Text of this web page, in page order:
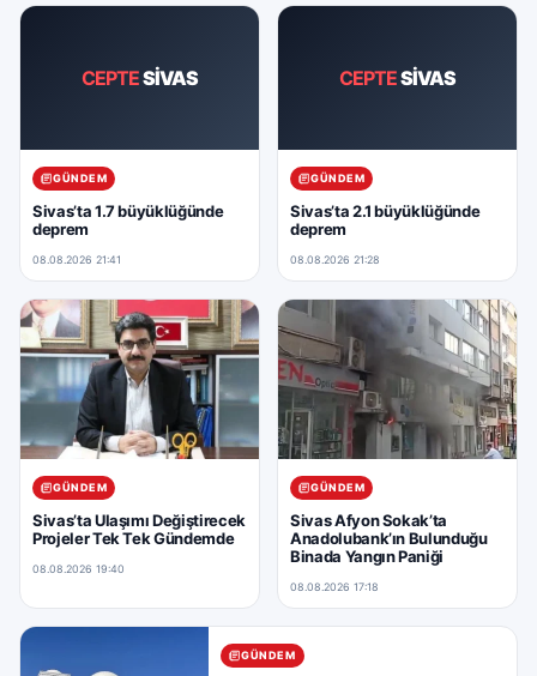
CEPTESİVAS
GÜNDEM
Sivas’ta 1.7 büyüklüğünde
deprem
08.08.2026 21:41
CEPTESİVAS
GÜNDEM
Sivas’ta 2.1 büyüklüğünde
deprem
08.08.2026 21:28
GÜNDEM
Sivas’ta Ulaşımı Değiştirecek
Projeler Tek Tek Gündemde
08.08.2026 19:40
GÜNDEM
Sivas Afyon Sokak’ta
Anadolubank’ın Bulunduğu
Binada Yangın Paniği
08.08.2026 17:18
GÜNDEM